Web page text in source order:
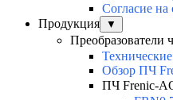
Согласие
Продукция
▼
Преобразователи
Обзор ПЧ
ПЧ Frenic-